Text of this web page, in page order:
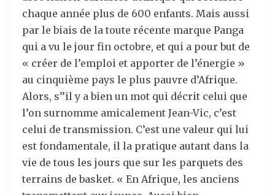
chaque année plus de 600 enfants. Mais aussi
par le biais de la toute récente marque Panga
qui a vu le jour fin octobre, et qui a pour but de
« créer de l’emploi et apporter de l’énergie »
au cinquième pays le plus pauvre d’Afrique.
Alors, s’’il y a bien un mot qui décrit celui que
l’on surnomme amicalement Jean-Vic, c’est
celui de transmission. C’est une valeur qui lui
est fondamentale, il la pratique autant dans la
vie de tous les jours que sur les parquets des
terrains de basket. « En Afrique, les anciens